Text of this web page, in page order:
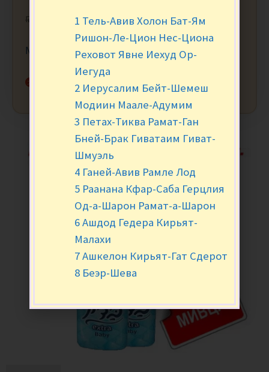
₪ 16.90 ₪14.95 за шт.
Мивца от 2 шт.
Нет в наличии
1 Тель-Авив Холон Бат-Ям
Ришон-Ле-Цион Нес-Циона
Реховот Явне Иехуд Ор-
Иегуда
2 Иерусалим Бейт-Шемеш
Модиин Маале-Адумим
3 Петах-Тиква Рамат-Ган
Бней-Брак Гиватаим Гиват-
Шмуэль
4 Ганей-Авив Рамле Лод
5 Раанана Кфар-Саба Герцлия
Од-а-Шарон Рамат-а-Шарон
6 Ашдод Гедера Кирьят-
Малахи
7 Ашкелон Кирьят-Гат Сдерот
8 Беэр-Шева